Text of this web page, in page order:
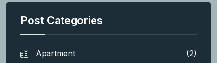
Post Categories
Apartment (2)